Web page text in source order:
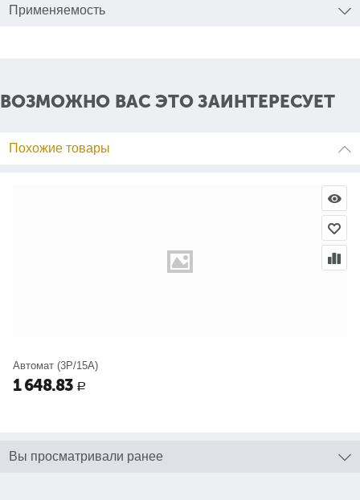
Применяемость
ВОЗМОЖНО ВАС ЭТО ЗАИНТЕРЕСУЕТ
Похожие товары
Автомат (3P/15A)
1 648.83 Р
Вы просматривали ранее